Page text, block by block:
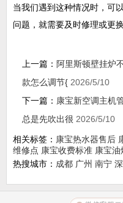
当我们遇到这种情况时，可
问题，就需要及时修理或更换
上一篇： 阿里斯顿壁挂炉
款怎么调节{ 2026/5/10
下一篇： 康宝新空调主机
总是先吹出很 2026/5/10
相关标签： 康宝热水器售后
维修点 康宝收费标准 康宝
热搜城市： 成都 广州 南宁